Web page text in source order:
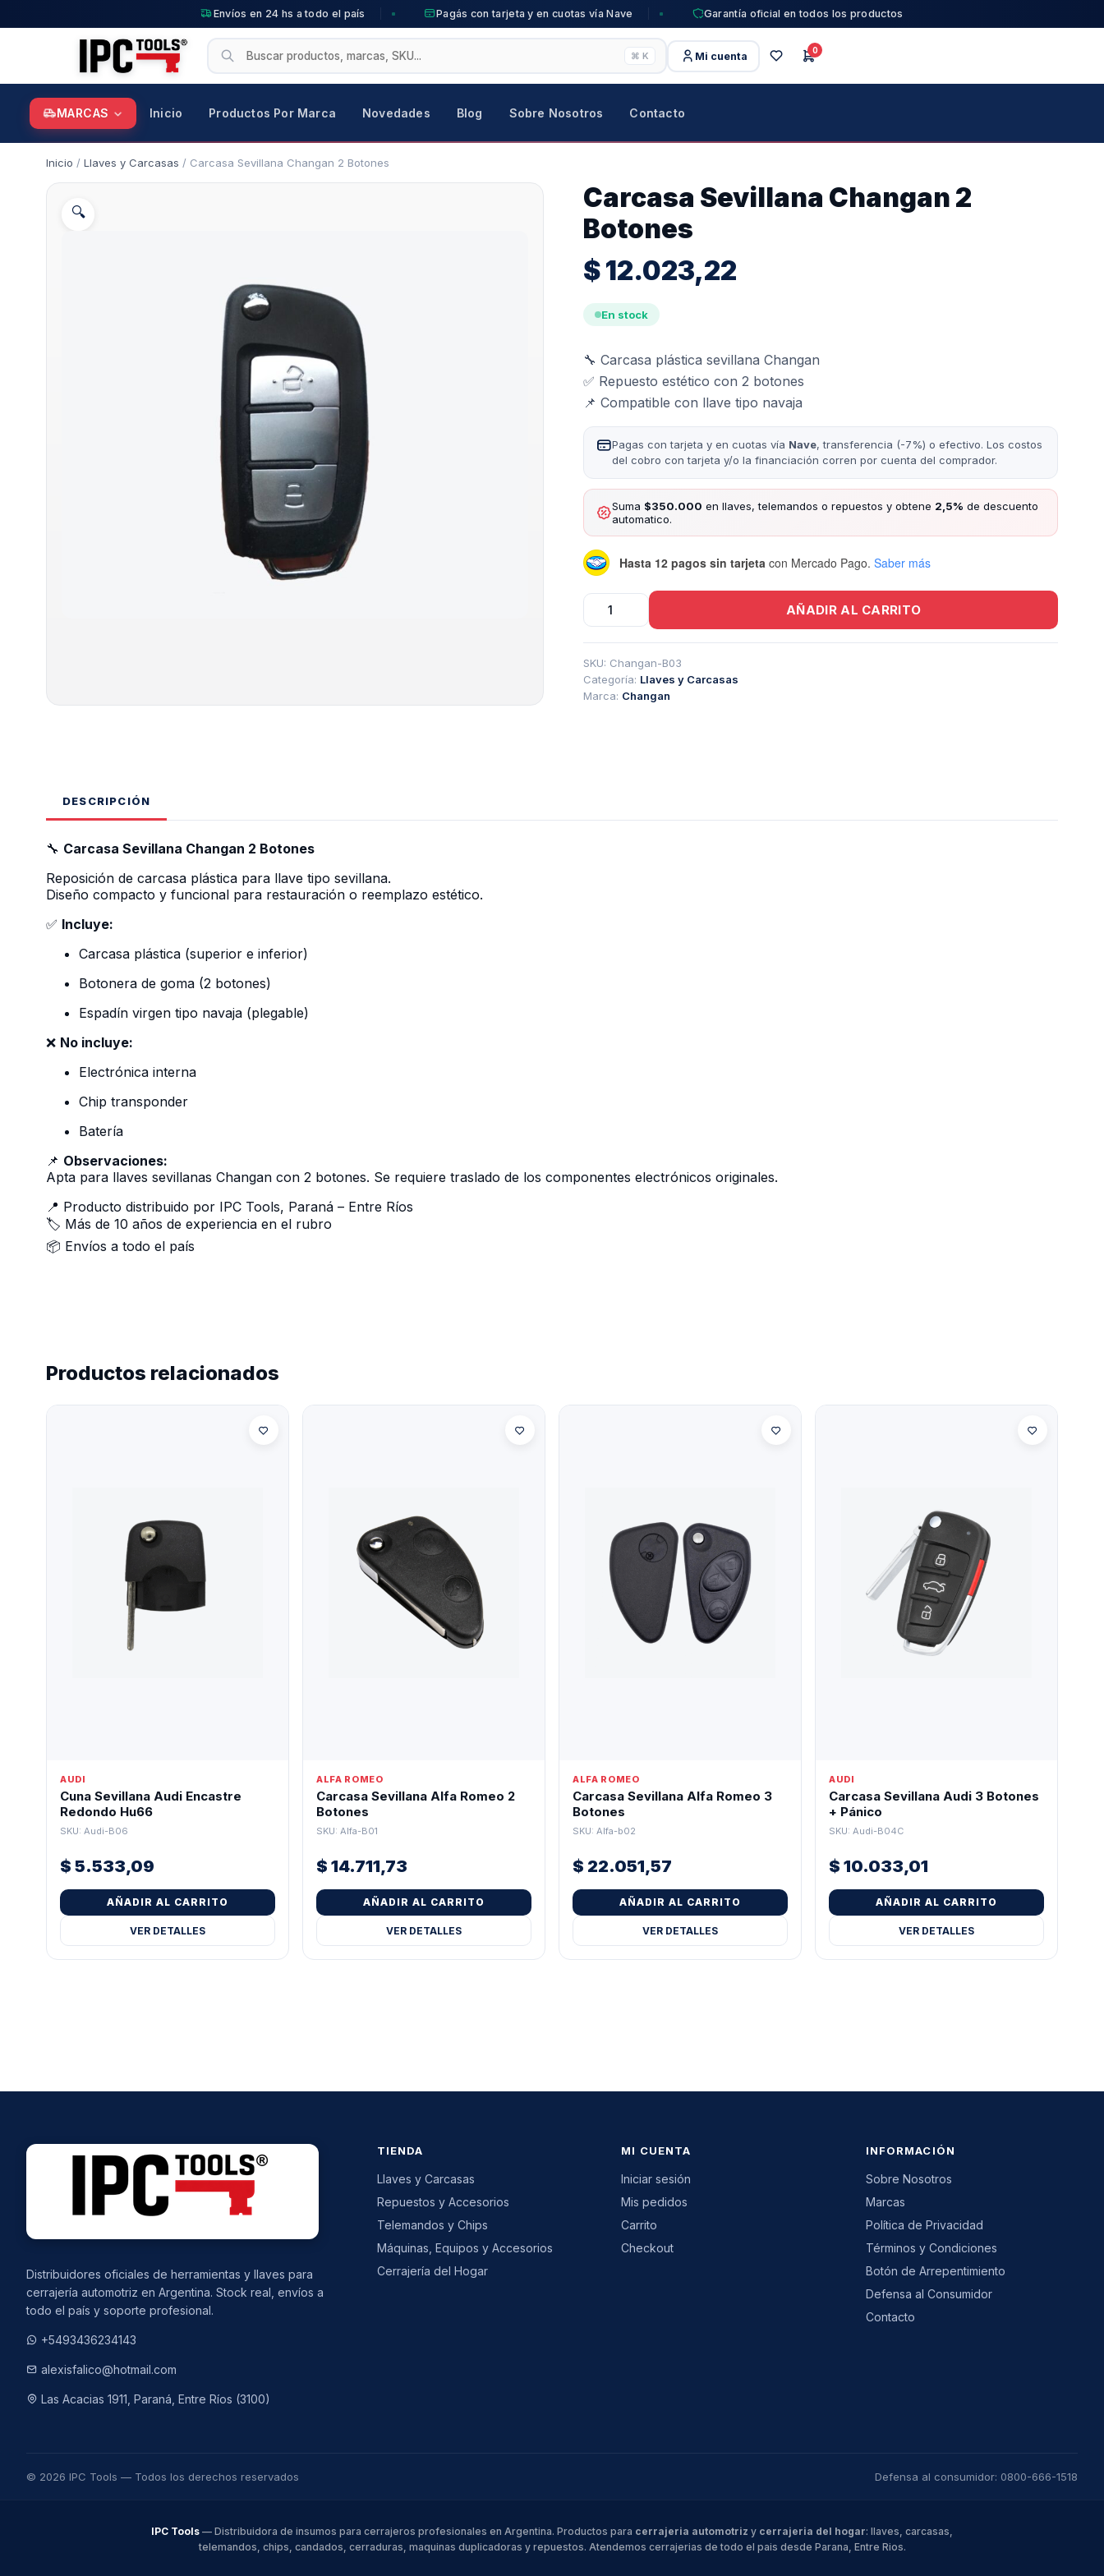
Envíos en 24 hs a todo el país Pagás con tarjeta y en cuotas vía Nave Garantía oficial en todos los productos
⌘ K Mi cuenta 0
MARCAS Inicio Productos Por Marca Novedades Blog Sobre Nosotros Contacto
Inicio / Llaves y Carcasas / Carcasa Sevillana Changan 2 Botones
Carcasa Sevillana Changan 2
Botones
$12.023,22
En stock
🔧 Carcasa plástica sevillana Changan
✅ Repuesto estético con 2 botones
📌 Compatible con llave tipo navaja
Pagas con tarjeta y en cuotas vía Nave, transferencia (-7%) o efectivo. Los costos
del cobro con tarjeta y/o la financiación corren por cuenta del comprador.
Suma $350.000 en llaves, telemandos o repuestos y obtene 2,5% de descuento
automatico.
Hasta 12 pagos sin tarjeta con Mercado Pago. Saber más
Carcasa
Sevillana
Botones
cantidad
AÑADIR AL CARRITO
SKU: Changan-B03
Categoría: Llaves y Carcasas
Marca: Changan
DESCRIPCIÓN
🔧 Carcasa Sevillana Changan 2 Botones
Reposición de carcasa plástica para llave tipo sevillana.
Diseño compacto y funcional para restauración o reemplazo estético.
✅ Incluye:
Carcasa plástica (superior e inferior)
Botonera de goma (2 botones)
Espadín virgen tipo navaja (plegable)
❌ No incluye:
Electrónica interna
Chip transponder
Batería
📌 Observaciones:
Apta para llaves sevillanas Changan con 2 botones. Se requiere traslado de los componentes electrónicos originales.
📍 Producto distribuido por IPC Tools, Paraná – Entre Ríos
🏷️ Más de 10 años de experiencia en el rubro
📦 Envíos a todo el país
Productos relacionados
AUDI
Cuna Sevillana Audi Encastre
Redondo Hu66
SKU: Audi-B06
$ 5.533,09
AÑADIR AL CARRITO
VER DETALLES
ALFA ROMEO
Carcasa Sevillana Alfa Romeo 2
Botones
SKU: Alfa-B01
$ 14.711,73
AÑADIR AL CARRITO
VER DETALLES
ALFA ROMEO
Carcasa Sevillana Alfa Romeo 3
Botones
SKU: Alfa-b02
$ 22.051,57
AÑADIR AL CARRITO
VER DETALLES
AUDI
Carcasa Sevillana Audi 3 Botones
+ Pánico
SKU: Audi-B04C
$ 10.033,01
AÑADIR AL CARRITO
VER DETALLES
Distribuidores oficiales de herramientas y llaves para
cerrajería automotriz en Argentina. Stock real, envíos a
todo el país y soporte profesional.
+5493436234143
alexisfalico@hotmail.com
Las Acacias 1911, Paraná, Entre Ríos (3100)
TIENDA
Llaves y Carcasas
Repuestos y Accesorios
Telemandos y Chips
Máquinas, Equipos y Accesorios
Cerrajería del Hogar
MI CUENTA
Iniciar sesión
Mis pedidos
Carrito
Checkout
INFORMACIÓN
Sobre Nosotros
Marcas
Política de Privacidad
Términos y Condiciones
Botón de Arrepentimiento
Defensa al Consumidor
Contacto
© 2026 IPC Tools — Todos los derechos reservados Defensa al consumidor: 0800-666-1518
IPC Tools — Distribuidora de insumos para cerrajeros profesionales en Argentina. Productos para cerrajeria automotriz y cerrajeria del hogar: llaves, carcasas,
telemandos, chips, candados, cerraduras, maquinas duplicadoras y repuestos. Atendemos cerrajerias de todo el pais desde Parana, Entre Rios.